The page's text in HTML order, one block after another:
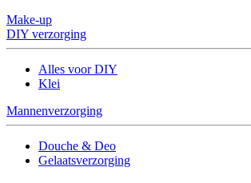
Make-up
DIY verzorging
Alles voor DIY
Klei
Mannenverzorging
Douche & Deo
Gelaatsverzorging